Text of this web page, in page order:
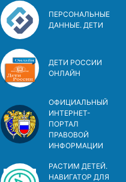
ПЕРСОНАЛЬНЫЕ
ДАННЫЕ. ДЕТИ
ДЕТИ РОССИИ
ОНЛАЙН
ОФИЦИАЛЬНЫЙ
ИНТЕРНЕТ-
ПОРТАЛ
ПРАВОВОЙ
ИНФОРМАЦИИ
РАСТИМ ДЕТЕЙ.
НАВИГАТОР ДЛЯ